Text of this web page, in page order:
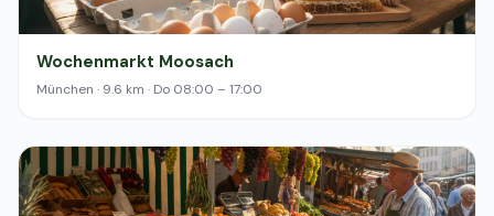
Wochenmarkt Moosach
München · 9.6 km · Do 08:00 – 17:00